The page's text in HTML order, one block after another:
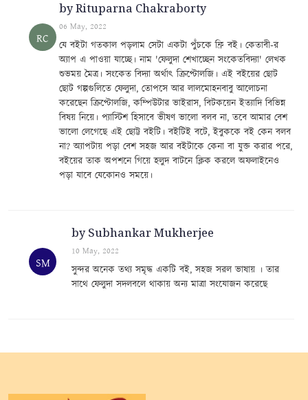
RC
by Rituparna Chakraborty
06 May, 2022
যে বইটা গতকাল পড়লাম সেটা একটা পুঁচকে ফ্রি বই। কেতাবী-র
অ্যাপ এ পাওয়া যাচ্ছে। নাম 'ফেলুদা শেখাচ্ছেন সংকেতবিদ্যা' লেখক
শুভময় মৈত্র। সংকেত বিদ্যা অর্থাৎ ক্রিপ্টোলজি। এই বইয়ের ছোট
ছোট গল্পগুলিতে ফেলুদা, তোপসে আর লালমোহনবাবু আলোচনা
করেছেন ক্রিপ্টোলজি, কম্পিউটার ভাইরাস, বিটকয়েন ইত্যাদি বিভিন্ন
বিষয় নিয়ে। প্যাস্টিশ হিসাবে ভীষণ ভালো বলব না, তবে আমার বেশ
ভালো লেগেছে এই ছোট্ট বইটি। বইটিই বটে, ইবুককে বই কেন বলব
না? অ্যাপটায় পড়া বেশ সহজ আর বইটাকে কেনা বা যুক্ত করার পরে,
বইয়ের তাক অপশনে গিয়ে হলুদ বাটনে ক্লিক করলে অফলাইনেও
পড়া যাবে যেকোনও সময়ে।
SM
by Subhankar Mukherjee
10 May, 2022
সুন্দর অনেক তথ্য সমৃদ্ধ একটি বই, সহজ সরল ভাষায় । তার
সাথে ফেলুদা সদলবলে থাকায় অন্য মাত্রা সংযোজন করেছে